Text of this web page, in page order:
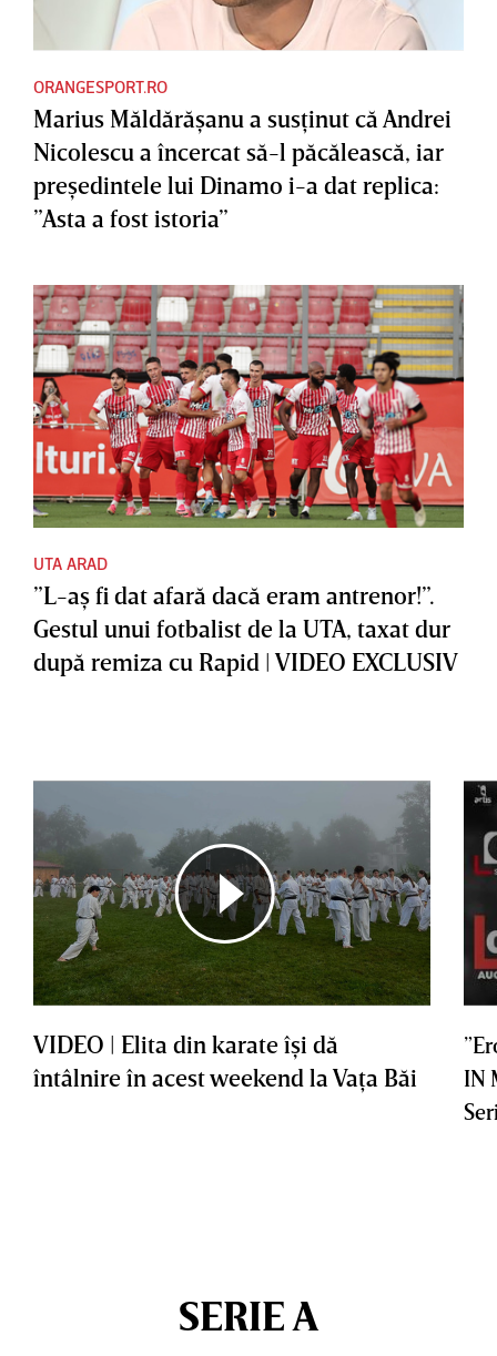
ORANGESPORT.RO
Marius Măldărăşanu a susţinut că Andrei
Nicolescu a încercat să-l păcălească, iar
preşedintele lui Dinamo i-a dat replica:
”Asta a fost istoria”
UTA ARAD
”L-aş fi dat afară dacă eram antrenor!”.
Gestul unui fotbalist de la UTA, taxat dur
după remiza cu Rapid | VIDEO EXCLUSIV
VIDEO | Elita din karate îşi dă
întâlnire în acest weekend la Vaţa Băi
IN
SERIE A